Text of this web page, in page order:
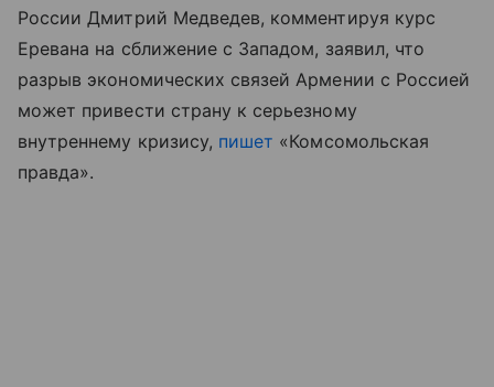
России Дмитрий Медведев, комментируя курс
Еревана на сближение с Западом, заявил, что
разрыв экономических связей Армении с Россией
может привести страну к серьезному
внутреннему кризису, пишет «Комсомольская
правда».